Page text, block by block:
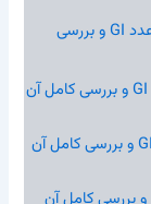
شاخص گلیسمی برنج قهوه‌ ای خام | عدد GI و بررسی